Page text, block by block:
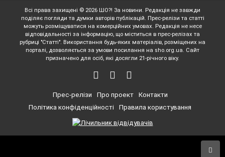
Всі права захищені © 2026 ШО?! За новини. Редакція не завжди
поділяє погляди та думки авторів публікацій. Прес-релізи та статті
можуть розміщуватися на комерційних умовах. Редакція не несе
відповідальності за інформацію, що міститься в прес-релізах та
рубриці "Статті". Використання будь-яких матеріалів, розміщених на
порталі, дозволяється за умови посилання на sho.org.ua. Сайт
призначено для осіб, які досягли 21-річного віку.
Прес-релізи Про проект
Контакти
Політика конфіденційності
Правила користування